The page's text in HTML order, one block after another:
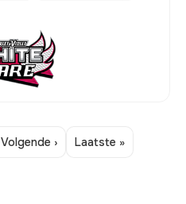
Volgende › Laatste »